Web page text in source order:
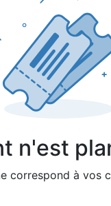
n'est
correspond à vos